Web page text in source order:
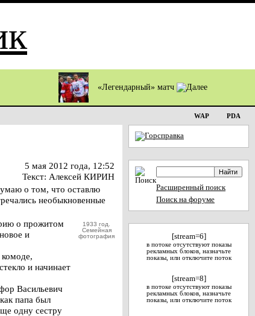
«Легендарный» матч
WAP PDA
5 мая 2012 года, 12:52
Текст: Алексей КИРИН
о том, что оставлю
необыкновенные
о прожитом
и
и начинает
Васильевич
папа был
одну сестру
1933 год.
Семейная
фотография
Расширенный поиск
Поиск на форуме
[stream=6]
в потоке отсутствуют показы
рекламных блоков, назначьте
показы, или отключите поток
[stream=8]
в потоке отсутствуют показы
рекламных блоков, назначьте
показы, или отключите поток